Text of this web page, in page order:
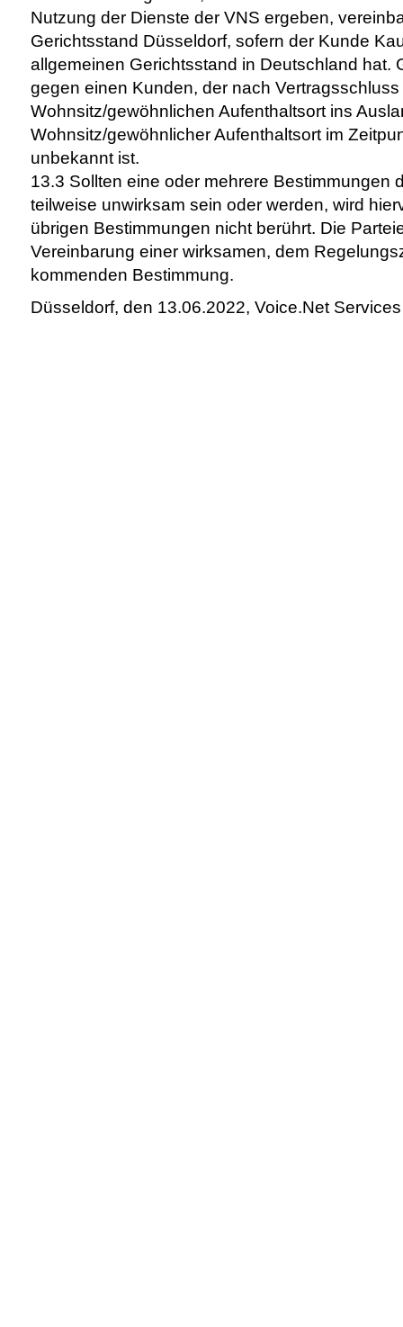
Nutzung der Dienste der VNS ergeben,
Gerichtsstand Düsseldorf, sofern der Kunde
allgemeinen Gerichtsstand in Deutschland hat.
gegen einen Kunden, der nach
Wohnsitz/gewöhnlichen Aufenthaltsort ins
Wohnsitz/gewöhnlicher Aufenthaltsort im
unbekannt ist.
13.3 Sollten eine oder mehrere Bestimmungen
teilweise unwirksam sein oder werden, wird
übrigen Bestimmungen nicht berührt. Die
Vereinbarung einer wirksamen, dem
kommenden Bestimmung.
Düsseldorf, den 13.06.2022, Voice.Net